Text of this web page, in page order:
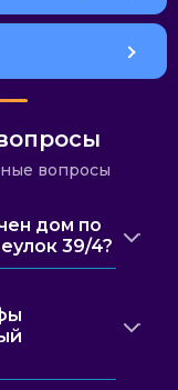
вопросы
дом по
39/4?